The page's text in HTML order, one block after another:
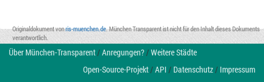
Originaldokument vonris-muenchen.de. München Transparent ist nicht für den Inhalt dieses Dokuments
verantwortlich.
Über München-Transparent/Anregungen?/Weitere Städte
Open-Source-Projekt/API / Datenschutz/ Impressum